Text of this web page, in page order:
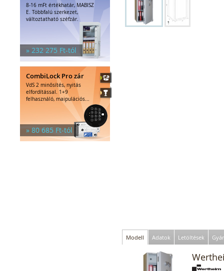
8-16 mFt értékhatár, MABISZ
E. Többfalú szerkezet,
változtatható széfzár.
» 232 275 Ft-tól
CombiLock Pro zár
VdS 2 minősítés, nyitás
elfordítással. 1+9
felhasználó, maipulációs...
» 80 685 Ft-tól
Modell Adatok Letöltések